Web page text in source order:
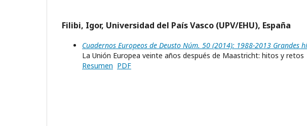
Filibi, Igor, Universidad del País Vasco (UPV/EHU), España
Cuadernos Europeos de Deusto Núm. 50 (2014): 1988-2013 Grandes
La Unión Europea veinte años después de Maastricht: hitos y retos
Resumen PDF